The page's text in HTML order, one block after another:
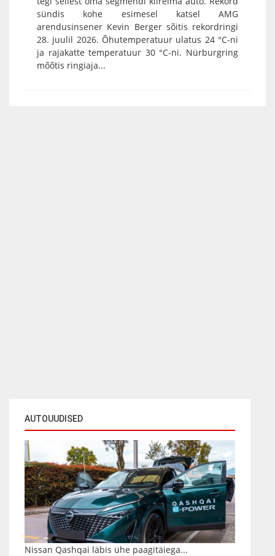
AUTOUUDISED
Nissan Qashqai läbis ühe paagitäiega...
sündis kohe esimesel katsel AMG
arendusinsener Kevin Berger sõitis rekordringi
28. juulil 2026. Õhutemperatuur ulatus 24 °C-ni
ja rajakatte temperatuur 30 °C-ni. Nürburgring
mõõtis ringiaja...